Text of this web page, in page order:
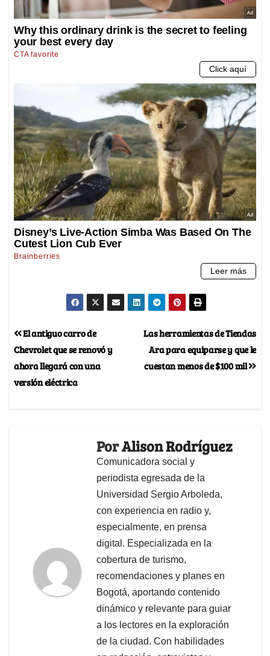
Las herramientas de Tiendas
Ara para equiparse y que le
cuestan menos de $100 mil
El antiguo carro de
Chevrolet que se renovó y
ahora llegará con una
versión eléctrica
PorAlison Rodríguez
Comunicadora social y
periodista egresada de la
Universidad Sergio Arboleda,
con experiencia en radio y,
especialmente, en prensa
digital. Especializada en la
cobertura de turismo,
recomendaciones y planes en
Bogotá, aportando contenido
dinámico y relevante para guiar
a los lectores en la exploración
de la ciudad. Con habilidades